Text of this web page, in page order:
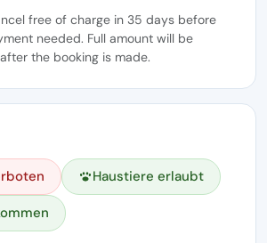
free of charge in 35 days before
needed. Full amount will be
the booking is made.
Haustiere erlaubt